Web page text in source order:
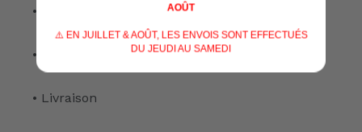
• Notre atelier
• Nous contacter
• Livraison
AOÛT
⚠️ EN JUILLET & AOÛT, LES ENVOIS SONT EFFECTUÉS
DU JEUDI AU SAMEDI